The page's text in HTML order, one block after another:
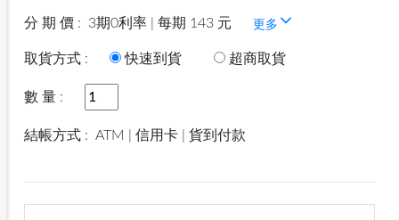
分 期 價 : 3期0利率 | 每期 143 元 更多
取貨方式 : 快速到貨 超商取貨
數 量 :
結帳方式 : ATM | 信用卡 | 貨到付款